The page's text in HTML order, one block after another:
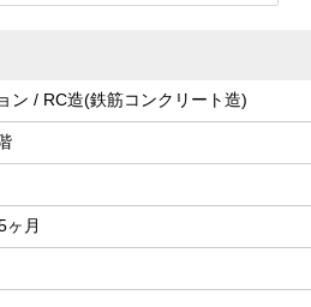
ン / RC造(鉄筋コンクリート造)
ヶ月